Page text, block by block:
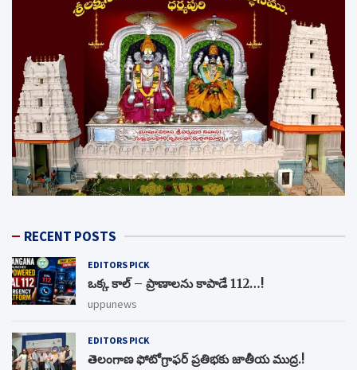
RECENT POSTS
EDITORS PICK
ఒక్క కాల్ – ప్రాణాలను కాపాడే 112…!
uppunews
EDITORS PICK
తెలంగాణ ఫోటోగ్రాఫర్ ప్రతిభకు జాతీయ ముద్ర.!